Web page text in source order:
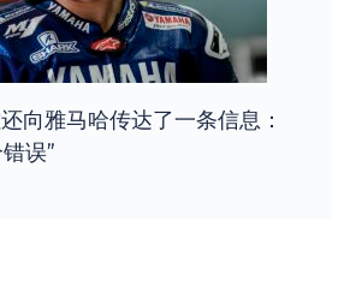
向雅马哈传达了一条信息：
误”